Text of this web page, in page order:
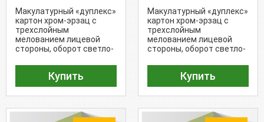
(300 г/м²)
Макулатурный «дуплекс»
картон хром-эрзац с
трехслойным
мелованием лицевой
стороны, оборот светло-
Купить
(320 г/м²)
Макулатурный «дуплекс»
картон хром-эрзац с
трехслойным
мелованием лицевой
стороны, оборот светло-
Купить